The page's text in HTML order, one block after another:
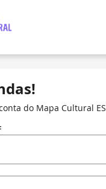
do Mapa Cultural ES